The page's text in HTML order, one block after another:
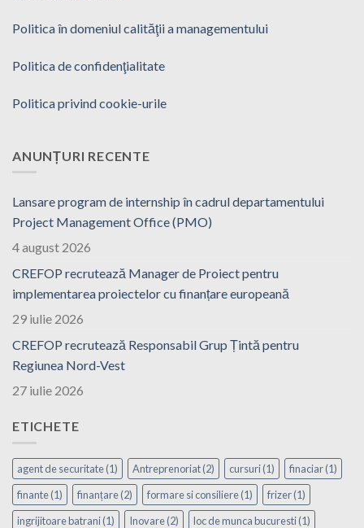
Politica în domeniul calităţii a managementului
Politica de confidenţialitate
Politica privind cookie-urile
ANUNȚURI RECENTE
Lansare program de internship în cadrul departamentului
Project Management Office (PMO)
4 august 2026
CREFOP recrutează Manager de Proiect pentru
implementarea proiectelor cu finanțare europeană
29 iulie 2026
CREFOP recrutează Responsabil Grup Țintă pentru
Regiunea Nord-Vest
27 iulie 2026
ETICHETE
agent de securitate(1) Antreprenoriat(2) cursuri(1) finaciar(1)
finante(1) finanțare(2) formare si consiliere(1) frizer(1)
ingrijitoare batrani(1) Inovare(2) loc de munca bucuresti(1)